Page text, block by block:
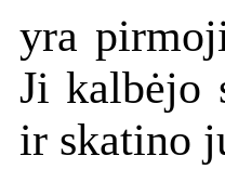
yra
Ji kalbėjo
ir skatino